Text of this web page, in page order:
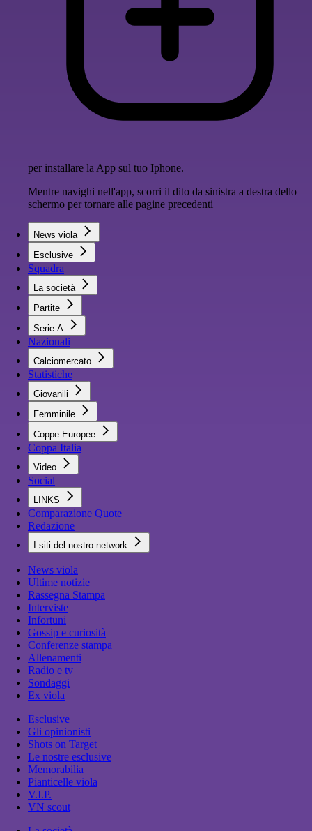
per installare la App sul tuo Iphone.
Mentre navighi nell'app, scorri il dito da sinistra a destra dello
schermo per tornare alle pagine precedenti
News viola
Esclusive
Squadra
La società
Partite
Serie A
Nazionali
Calciomercato
Statistiche
Giovanili
Femminile
Coppe Europee
Coppa Italia
Video
Social
LINKS
Comparazione Quote
Redazione
I siti del nostro network
News viola
Ultime notizie
Rassegna Stampa
Interviste
Infortuni
Gossip e curiosità
Conferenze stampa
Allenamenti
Radio e tv
Sondaggi
Ex viola
Esclusive
Gli opinionisti
Shots on Target
Le nostre esclusive
Memorabilia
Pianticelle viola
V.I.P.
VN scout